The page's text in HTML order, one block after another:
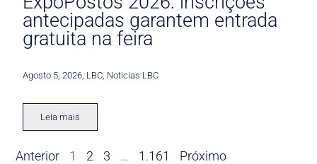
antecipadas garantem entrada
gratuita na feira
Agosto 5, 2026 LBC Noticias LBC
Leia mais
Anterior 1 2 3 … 1.161 Próximo